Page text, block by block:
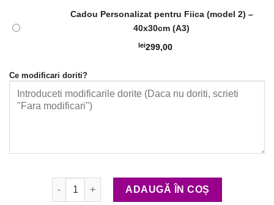
Cadou Personalizat pentru Fiica (model 2) –
40x30cm (A3)
lei299,00
Ce modificari doriti?
Cantitate Cadou Personalizat pentru Fiica (model 2)
ADAUGĂ ÎN COȘ